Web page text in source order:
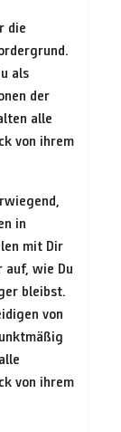
die
als
der
alle
von ihrem
in
mit Dir
auf, wie Du
bleibst.
von
von ihrem